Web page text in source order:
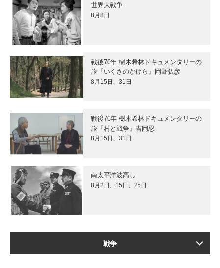
世界大戦争
8月8日
戦後70年 樹木希林ドキュメンタリーの
旅『いくさのかけら』岡野弘彦
8月15日、31日
戦後70年 樹木希林ドキュメンタリーの
旅『村と戦争』吉岡忍
8月15日、31日
南太平洋波高し
8月2日、15日、25日
戦争